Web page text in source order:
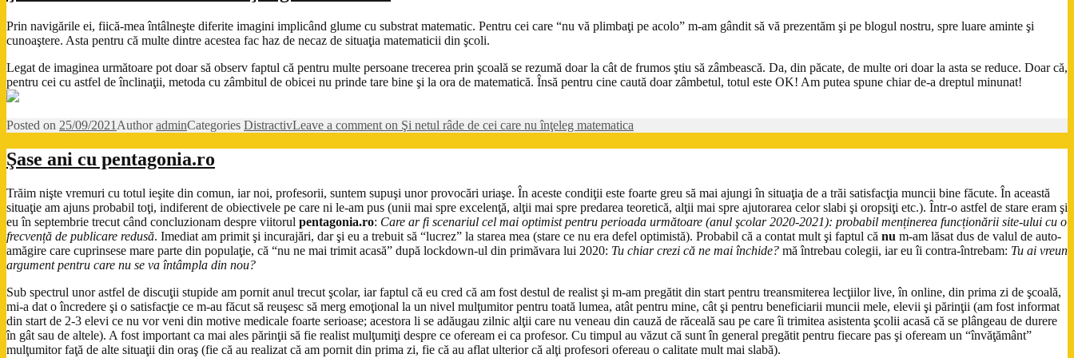
Prin navigările ei, fiică-mea întâlneşte diferite imagini implicând glume cu substrat matematic. Pentru cei care “nu vă plimbaţi pe acolo” m-am gândit să vă prezentăm şi pe blogul nostru, spre luare aminte şi
cunoaştere. Asta pentru că multe dintre acestea fac haz de necaz de situaţia matematicii din şcoli.
Legat de imaginea următoare pot doar să observ faptul că pentru multe persoane trecerea prin şcoală se rezumă doar la cât de frumos ştiu să zâmbească. Da, din păcate, de multe ori doar la asta se reduce. Doar că,
pentru cei cu astfel de înclinaţii, metoda cu zâmbitul de obicei nu prinde tare bine şi la ora de matematică. Însă pentru cine caută doar zâmbetul, totul este OK! Am putea spune chiar de-a dreptul minunat!
Posted on 25/09/2021 AuthoradminCategories DistractivLeave a comment on Şi netul râde de cei care nu înţeleg matematica
Şase ani cu pentagonia.ro
Trăim nişte vremuri cu totul ieşite din comun, iar noi, profesorii, suntem supuşi unor provocări uriaşe. În aceste condiţii este foarte greu să mai ajungi în situaţia de a trăi satisfacţia muncii bine făcute. În această
situaţie am ajuns probabil toţi, indiferent de obiectivele pe care ni le-am pus (unii mai spre excelenţă, alţii mai spre predarea teoretică, alţii mai spre ajutorarea celor slabi şi oropsiţi etc.). Într-o astfel de stare eram şi
eu în septembrie trecut când concluzionam despre viitorul pentagonia.ro: Care ar fi scenariul cel mai optimist pentru perioada următoare (anul şcolar 2020-2021): probabil menținerea funcționării site-ului cu o
frecvență de publicare redusă. Imediat am primit şi incurajări, dar şi eu a trebuit să “lucrez” la starea mea (stare ce nu era defel optimistă). Probabil că a contat mult şi faptul că nu m-am lăsat dus de valul de auto-
amăgire care cuprinsese mare parte din populaţie, că “nu ne mai trimit acasă” după lockdown-ul din primăvara lui 2020: Tu chiar crezi că ne mai închide? mă întrebau colegii, iar eu îi contra-întrebam: Tu ai vreun
argument pentru care nu se va întâmpla din nou?
Sub spectrul unor astfel de discuţii stupide am pornit anul trecut şcolar, iar faptul că eu cred că am fost destul de realist şi m-am pregătit din start pentru treansmiterea lecţiilor live, în online, din prima zi de şcoală,
mi-a dat o încredere şi o satisfacţie ce m-au făcut să reuşesc să merg emoţional la un nivel mulţumitor pentru toată lumea, atât pentru mine, cât şi pentru beneficiarii muncii mele, elevii şi părinţii (am fost informat
din start de 2-3 elevi ce nu vor veni din motive medicale foarte serioase; acestora li se adăugau zilnic alţii care nu veneau din cauză de răceală sau pe care îi trimitea asistenta şcolii acasă că se plângeau de durere
în gât sau de altele). A fost important ca mai ales părinţii să fie realist mulţumiţi despre ce ofeream ei ca profesor. Cu timpul au văzut că sunt în general pregătit pentru fiecare pas şi ofeream un “învăţământ”
mulţumitor faţă de alte situaţii din oraş (fie că au realizat că am pornit din prima zi, fie că au aflat ulterior că alţi profesori ofereau o calitate mult mai slabă).